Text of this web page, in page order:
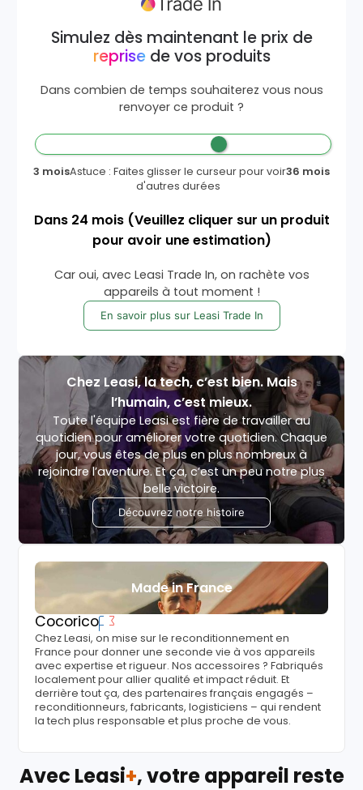
Simulez dès maintenant le prix de
reprisede vos produits
Dans combien de temps souhaiterez vous nous
renvoyer ce produit ?
3 moisAstuce : Faites glisser le curseur pour voir
d'autres durées
36 mois
Dans 24 mois (Veuillez cliquer sur un produit
pour avoir une estimation)
Car oui, avec Leasi Trade In, on rachète vos
appareils à tout moment !
En savoir plus sur Leasi Trade In
Chez Leasi, la tech, c’est bien. Mais
l’humain, c’est mieux.
Toute l'équipe Leasi est fière de travailler au
quotidien pour améliorer votre quotidien. Chaque
jour, vous êtes de plus en plus nombreux à
rejoindre l’aventure. Et ça, c’est un peu notre plus
belle victoire.
Découvrez notre histoire
Made in France
Cocorico
Chez Leasi, on mise sur le reconditionnement en
France pour donner une seconde vie à vos appareils
avec expertise et rigueur. Nos accessoires ? Fabriqués
localement pour allier qualité et impact réduit. Et
derrière tout ça, des partenaires français engagés –
reconditionneurs, fabricants, logisticiens – qui rendent
la tech plus responsable et plus proche de vous.
Avec Leasi+, votre appareil reste